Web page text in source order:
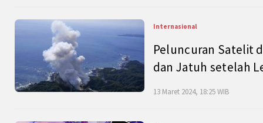
Internasional
Peluncuran Satelit
dan Jatuh setelah
13 Maret 2024, 18:25 WIB